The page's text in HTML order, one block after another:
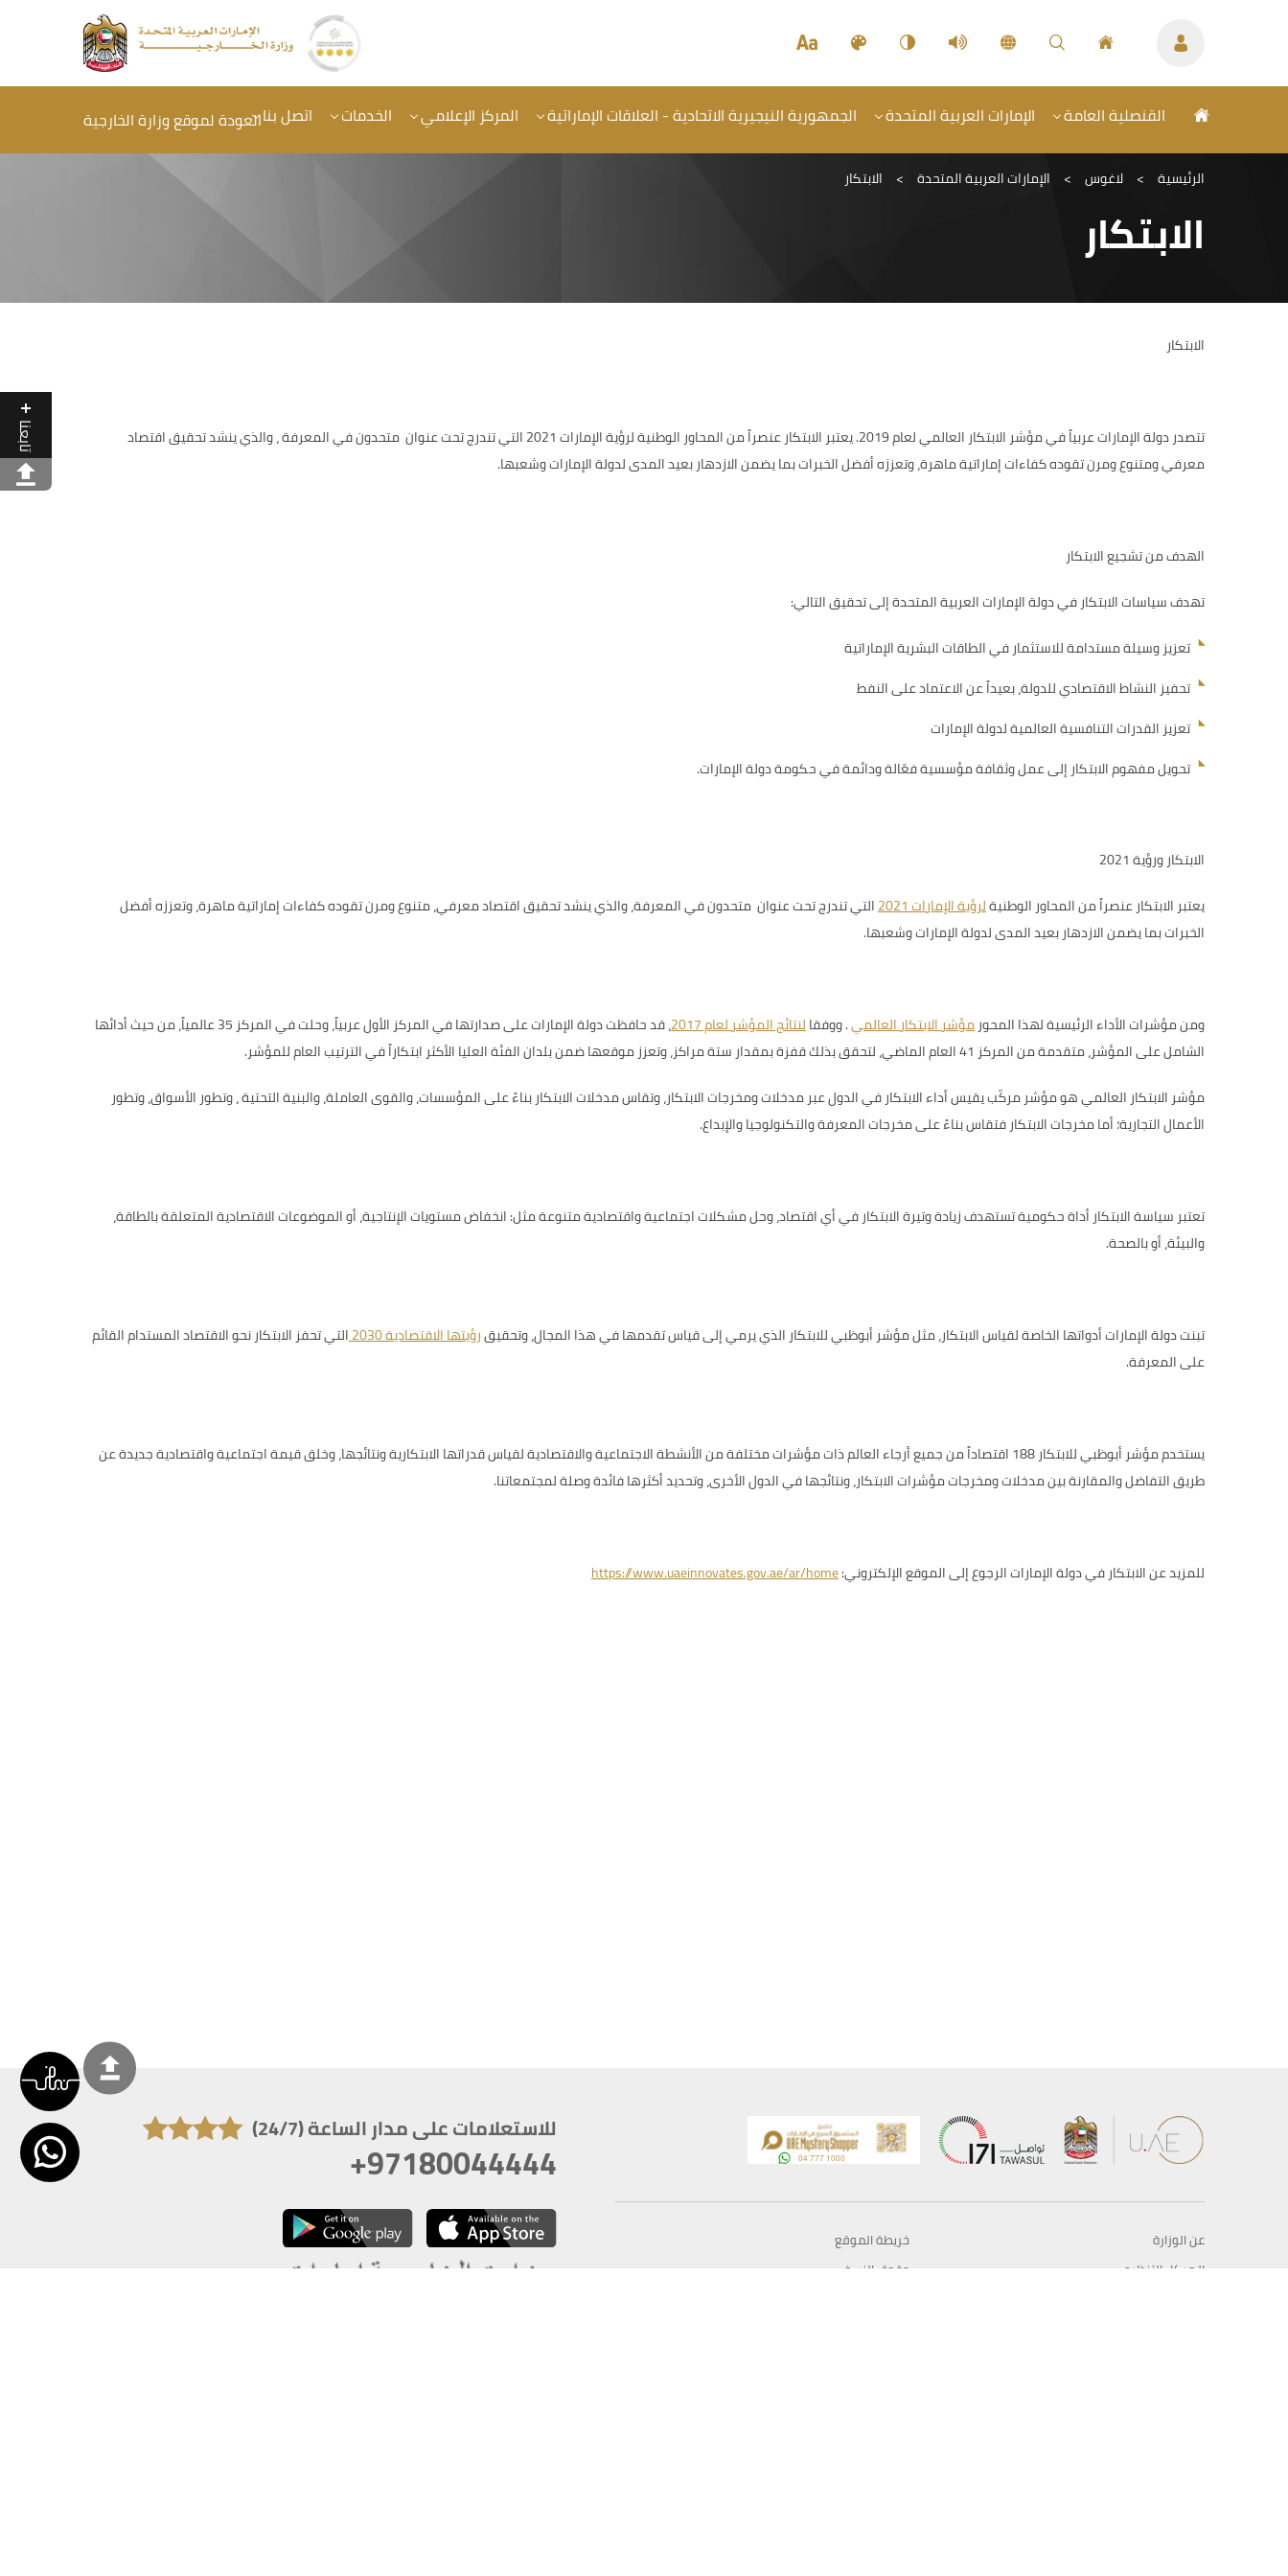
تابعنا
القنصلية العامة الإمارات العربية المتحدة الجمهورية النيجيرية الاتحادية - العلاقات الإماراتية المركز الإعلامي الخدمات اتصل بناالعودة لموقع وزارة الخارجية
الرئيسية > لاغوس > الإمارات العربية المتحدة > الابتكار
الابتكار
الابتكار
تتصدر دولة الإمارات عربياً في مؤشر الابتكار العالمي لعام 2019. يعتبر الابتكار عنصراً من المحاور الوطنية لرؤية الإمارات 2021 التي تندرج تحت عنوان متحدون في المعرفة ، والذي ينشد تحقيق اقتصاد
معرفي ومتنوع ومرن تقوده كفاءات إماراتية ماهرة، وتعززه أفضل الخبرات بما يضمن الازدهار بعيد المدى لدولة الإمارات وشعبها.
الهدف من تشجيع الابتكار
تهدف سياسات الابتكار في دولة الإمارات العربية المتحدة إلى تحقيق التالي:
تعزيز وسيلة مستدامة للاستثمار في الطاقات البشرية الإماراتية
تحفيز النشاط الاقتصادي للدولة، بعيداً عن الاعتماد على النفط
تعزيز القدرات التنافسية العالمية لدولة الإمارات
تحويل مفهوم الابتكار إلى عمل وثقافة مؤسسية فعّالة ودائمة في حكومة دولة الإمارات.
الابتكار ورؤية 2021
يعتبر الابتكار عنصراً منالمحاور الوطنيةلرؤية الإمارات 2021
التي تندرج تحت عنوان متحدون في المعرفة، والذي ينشد تحقيق اقتصاد معرفي، متنوع ومرن تقوده كفاءات إماراتية ماهرة، وتعززه أفضل
الخبرات بما يضمن الازدهار بعيد المدى لدولة الإمارات وشعبها.
ومن مؤشرات الأداء الرئيسية لهذا المحورمؤشر الابتكار العالمي.ووفقالنتائج المؤشر لعام 2017 ، قد
حافظت دولة الإمارات على صدارتها في المركز الأول عربياً، وحلت في المركز 35 عالمياً، من حيث أدائها
الشامل على المؤشر، متقدمة من المركز 41 العام الماضي، لتحقق بذلك قفزة بمقدار ستة مراكز، وتعزز موقعها ضمن بلدان الفئة العليا الأكثر ابتكاراً في الترتيب العام للمؤشر
.
مؤشر الابتكار العالمي هو مؤشر مركّب يقيس أداء الابتكار في الدول عبر مدخلات ومخرجات الابتكار، وتقاس مدخلات الابتكار بناءً على المؤسسات، والقوى العاملة، والبنية التحتية ، وتطور الأسواق، وتطور
الأعمال التجارية؛ أما مخرجات الابتكار فتقاس بناءً على مخرجات المعرفة والتكنولوجيا والإبداع.
تعتبر سياسة الابتكار أداة حكومية تستهدف زيادة وتيرة الابتكار في أي اقتصاد، وحل مشكلات اجتماعية واقتصادية متنوعة مثل: انخفاض مستويات الإنتاجية، أو الموضوعات الاقتصادية المتعلقة بالطاقة،
والبيئة، أو بالصحة.
تبنت دولة الإمارات أدواتها الخاصة لقياس الابتكار، مثلمؤشر أبوظبي للابتكار الذي يرمي إلى قياس تقدمها في هذا المجال، وتحقيقرؤيتها الاقتصادية 2030
التي تحفز الابتكار نحو الاقتصاد المستدام القائم
على المعرفة.
يستخدم مؤشر أبوظبي للابتكار 188 اقتصاداً من جميع أرجاء العالم ذات مؤشرات مختلفة من الأنشطة الاجتماعية والاقتصادية لقياس قدراتها الابتكارية ونتائجها، وخلق قيمة اجتماعية واقتصادية جديدة عن
طريق التفاضل والمقارنة بين مدخلات ومخرجات مؤشرات الابتكار، ونتائجها في الدول الأخرى، وتحديد أكثرها فائدة وصلة لمجتمعاتنا.
للمزيد عن الابتكار في دولة الإمارات الرجوع إلى الموقع الإلكتروني:https://www.uaeinnovates.gov.ae/ar/home
للاستعلامات على مدار الساعة (24/7)
+97180044444
عن الوزارة
الهيكل التنظيمي
خريطة الموقع
حقوق النسخ